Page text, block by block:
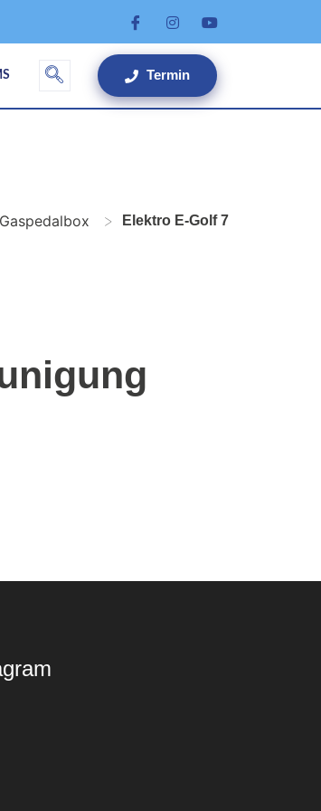
Termin
Gaspedalbox > Elektro E-Golf 7